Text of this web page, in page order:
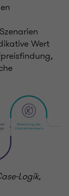
Wert
Logik,